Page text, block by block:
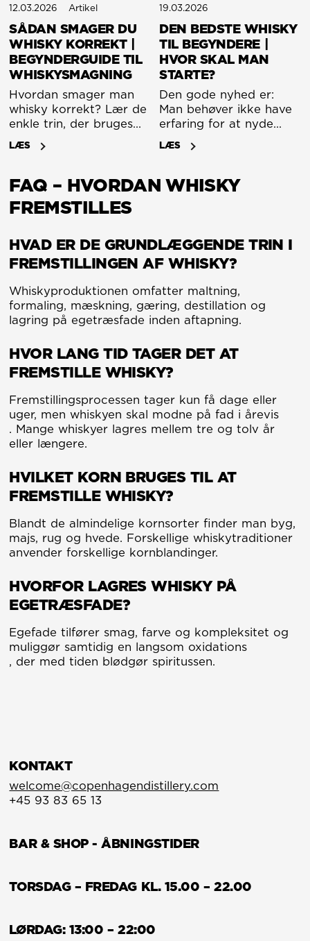
12.03.2026 Artikel
SÅDAN SMAGER DU
WHISKY KORREKT |
BEGYNDERGUIDE TIL
WHISKYSMAGNING
Hvordan smager man
whisky korrekt? Lær de
enkle trin, der bruges
til at identificere aroma,
begynderguide.
LÆS
19.03.2026
DEN BEDSTE WHISKY
TIL BEGYNDERE |
HVOR SKAL MAN
STARTE?
Den gode nyhed er:
Man behøver ikke have
erfaring for at nyde
have det rette
LÆS
FAQ – HVORDAN WHISKY
FREMSTILLES
HVAD ER DE GRUNDLÆGGENDE TRIN I
FREMSTILLINGEN AF WHISKY?
Whiskyproduktionen omfatter maltning,
formaling, mæskning, gæring, destillation og
lagring på egetræsfade inden aftapning.
HVOR LANG TID TAGER DET AT
FREMSTILLE WHISKY?
Fremstillingsprocessen tager kun få dage eller
uger, men whiskyen skal modne på fad i årevis
. Mange whiskyer lagres mellem tre og tolv år
eller længere.
HVILKET KORN BRUGES TIL AT
FREMSTILLE WHISKY?
Blandt de almindelige kornsorter finder man byg,
majs, rug og hvede. Forskellige whiskytraditioner
anvender forskellige kornblandinger.
HVORFOR LAGRES WHISKY PÅ
EGETRÆSFADE?
Egefade tilfører smag, farve og kompleksitet og
muliggør samtidig en langsom oxidations
, der med tiden blødgør spiritussen.
KONTAKT
welcome@copenhagendistillery.com
+45 93 83 65 13
BAR & SHOP - ÅBNINGSTIDER
TORSDAG – FREDAG KL. 15.00 – 22.00
LØRDAG: 13:00 – 22:00